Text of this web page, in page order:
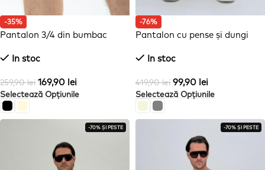
-35%
Pantalon 3/4 din bumbac
In stoc
259,90lei 169,90 lei
Selectează Opțiunile
-76%
Pantalon cu pense și dungi
In stoc
419,90lei 99,90 lei
Selectează Opțiunile
-70% ȘI PESTE -70% ȘI PESTE